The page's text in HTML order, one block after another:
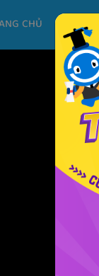
KHÓA
CHỦ